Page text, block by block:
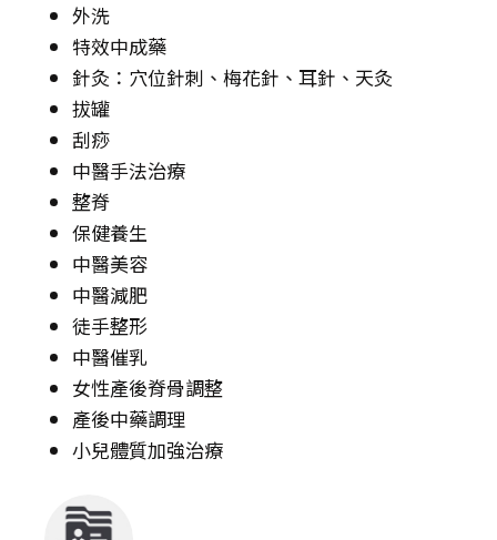
外洗
特效中成藥
針灸：穴位針刺、梅花針、耳針、天灸
拔罐
刮痧
中醫手法治療
整脊
保健養生
中醫美容
中醫減肥
徒手整形
中醫催乳
女性產後脊骨調整
產後中藥調理
小兒體質加強治療